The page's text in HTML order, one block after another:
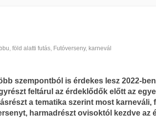
bbu, föld alatti futás, Futóverseny, karnevál
szempontból is érdekes lesz 2022-
feltárul az érdeklődők előtt az
a tematika szerint most karneváli,
harmadrészt ovisoktól kezdve az